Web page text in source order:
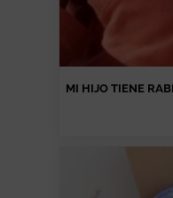
MI HIJO TIENE